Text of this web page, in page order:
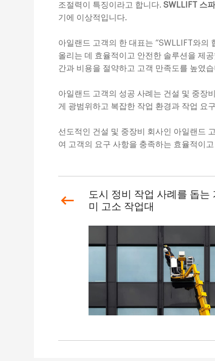
조절력이 특징이라고 합니다.SWLLIFT 스
기에 이상적입니다.
아일랜드 고객의 한 대표는 “SWLLIFT와의
올리는 데 효율적이고 안전한 솔루션을 제
간과 비용을 절약하고 고객 만족도를 높였습
아일랜드 고객의 성공 사례는 건설 및 중장
게 광범위하고 복잡한 작업 환경과 작업 요
선도적인 건설 및 중장비 회사인 아일랜드
여 고객의 요구 사항을 충족하는 효율적이
도시 정비 작업 사례를 돕는
미 고소 작업대